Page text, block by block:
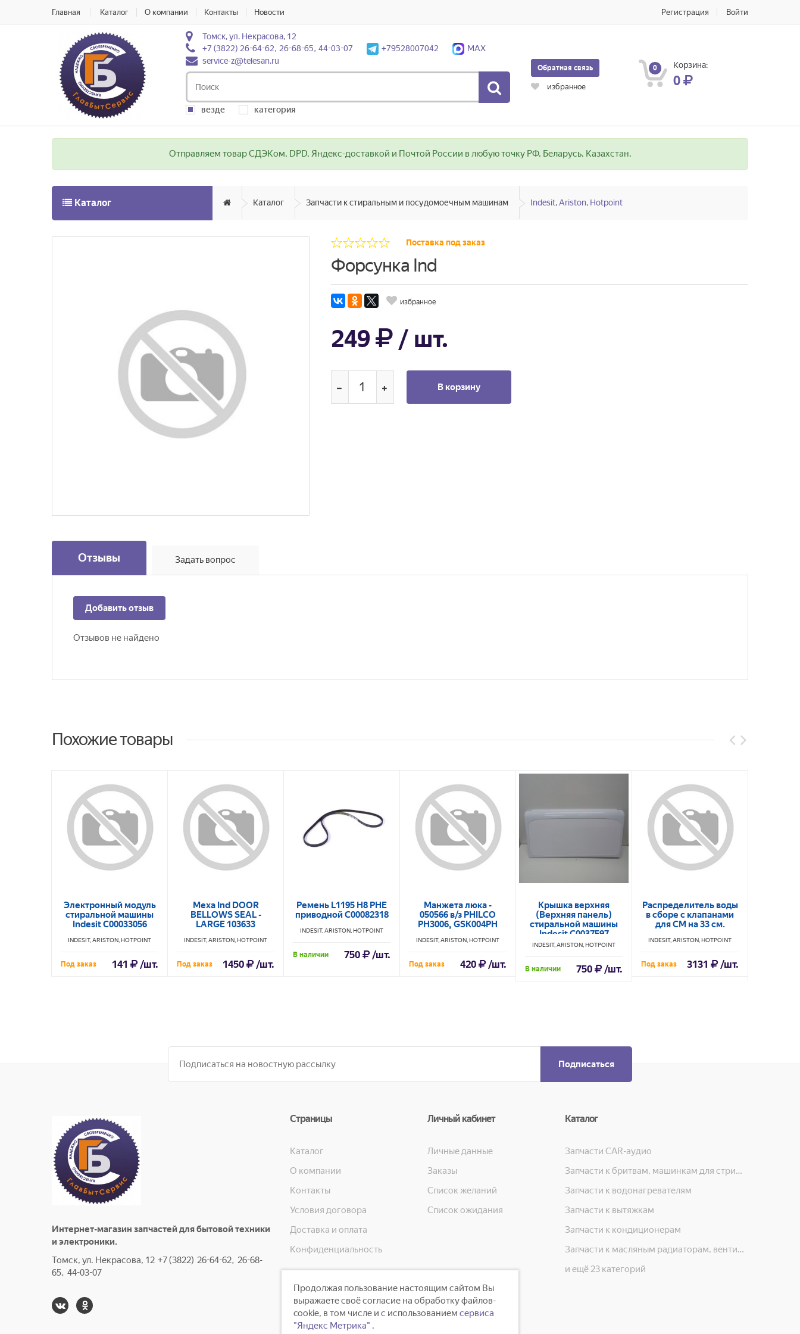
Главная Каталог О компании Контакты Новости Регистрация Войти
Томск, ул. Некрасова, 12
+7 (3822) 26-64-62, 26-68-65, 44-03-07
+79528007042
MAX
service-z@telesan.ru
везде категория
Обратная связь
избранное
0 Корзина:
0
Отправляем товар СДЭКом, DPD, Яндекс-доставкой и Почтой России в любую точку РФ, Беларусь, Казахстан.
Каталог Каталог Запчасти к стиральным и посудомоечным машинам Indesit, Ariston, Hotpoint
Поставка под заказ
Форсунка Ind
избранное
249 / шт.
В корзину
Отзывы Задать вопрос
Добавить отзыв
Отзывов не найдено
Похожие товары
Электронный модуль
стиральной машины
Indesit C00033056
INDESIT, ARISTON, HOTPOINT
Под заказ 141 /шт.
Меха Ind DOOR
BELLOWS SEAL -
LARGE 103633
INDESIT, ARISTON, HOTPOINT
Под заказ 1450 /шт.
Ремень L1195 H8 PHE
приводной C00082318
INDESIT, ARISTON, HOTPOINT
В наличии 750 /шт.
Манжета люка -
050566 в/з PHILCO
PH3006, GSK004PH
INDESIT, ARISTON, HOTPOINT
Под заказ 420 /шт.
Крышка верхняя
(Верхняя панель)
стиральной машины
Indesit C0037597
INDESIT, ARISTON, HOTPOINT
В наличии 750 /шт.
Распределитель воды
в сборе с клапанами
для СМ на 33 см.
INDESIT, ARISTON, HOTPOINT
Под заказ 3131 /шт.
Подписаться
Интернет-магазин запчастей для бытовой техники
и электроники.
Томск, ул. Некрасова, 12 +7 (3822) 26-64-62, 26-68-
65, 44-03-07
Страницы
Каталог
О компании
Контакты
Условия договора
Доставка и оплата
Конфиденциальность
Личный кабинет
Личные данные
Заказы
Список желаний
Список ожидания
Каталог
Запчасти CAR-аудио
Запчасти к бритвам, машинкам для стрижки, фенам, эпиляторам, зубным щёткам
Запчасти к водонагревателям
Запчасти к вытяжкам
Запчасти к кондиционерам
Запчасти к масляным радиаторам, вентиляторам, увлажнителям воздуха и теплотехнике
и ещё 23 категорий
Продолжая пользование настоящим сайтом Вы
выражаете своё согласие на обработку файлов-
cookie, в том числе и с использованием сервиса
"Яндекс Метрика" .